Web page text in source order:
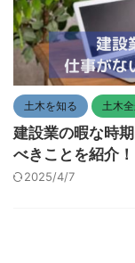
土木を知る 土木
建設業の暇な時
べきことを紹介！
2025/4/7